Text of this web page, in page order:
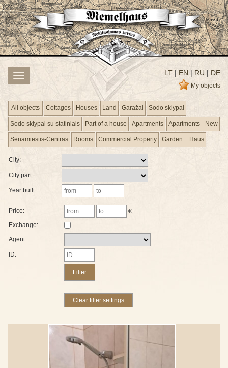
Toggle
navigation
LT | EN | RU | DE
My objects
All objects Cottages Houses Land Garažai Sodo sklypai
Sodo sklypai su statiniais Part of a house Apartments Apartments - New
Senamiestis-Centras Rooms Commercial Property Garden + Haus
City:
City part:
Year built:
Price:
€
Exchange:
Agent:
ID: